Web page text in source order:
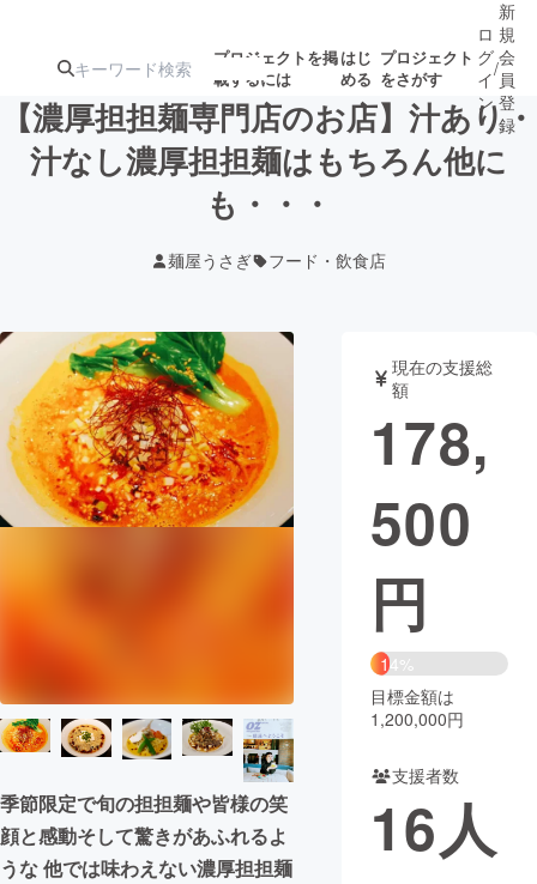
プロジェクトを掲
載するには
はじ
める
プロジェクト
をさがす
注目の新着プロ募集終了が近いプ
テクノロジー・ガジェット
映像・映画 書籍・雑誌
ビジネス・起業 チャレンジ
CAMPFIRE Creation
コミュニティ
ロ
グ
イ
ン
/
新
規
会
員
登
録
【濃厚担担麺専門店のお店】汁あり・
汁なし濃厚担担麺はもちろん他に
も・・・
麺屋うさぎ フード・飲食店
季節限定で旬の担担麺や皆様の笑
顔と感動そして驚きがあふれるよ
うな 他では味わえない濃厚担担麺
現在の支援総
額
178,
500
円
14%
目標金額は
1,200,000円
支援者数
16人